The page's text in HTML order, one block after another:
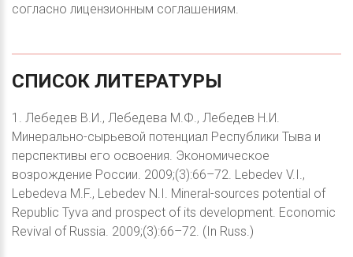
согласно лицензионным соглашениям.
СПИСОК ЛИТЕРАТУРЫ
1. Лебедев В.И., Лебедева М.Ф., Лебедев Н.И.
Минерально-сырьевой потенциал Республики Тыва и
перспективы его освоения. Экономическое
возрождение России. 2009;(3):66–72. Lebedev V.I.,
Lebedeva M.F., Lebedev N.I. Mineral-sources potential of
Republic Tyva and prospect of its development. Economic
Revival of Russia. 2009;(3):66–72. (In Russ.)